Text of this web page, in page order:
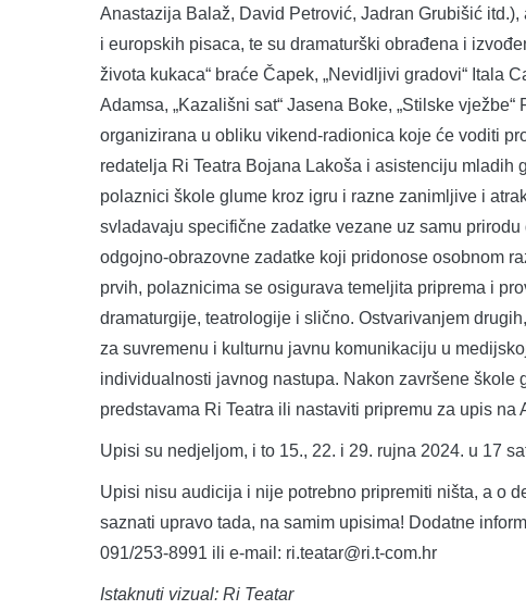
Anastazija Balaž, David Petrović, Jadran Grubišić
i europskih pisaca, te su dramaturški obrađena i
života kukaca“ braće Čapek, „Nevidljivi gradovi“ Itala
Adamsa, „Kazališni sat“ Jasena Boke, „Stilske
organizirana u obliku vikend-radionica koje će voditi
redatelja Ri Teatra Bojana Lakoša i asistenciju
polaznici škole glume kroz igru i razne zanimljive i
svladavaju specifične zadatke vezane uz samu
odgojno-obrazovne zadatke koji pridonose osobnom
prvih, polaznicima se osigurava temeljita priprema i
dramaturgije, teatrologije i slično. Ostvarivanjem
za suvremenu i kulturnu javnu komunikaciju u
individualnosti javnog nastupa. Nakon završene
predstavama Ri Teatra ili nastaviti pripremu za upis na
Upisi su nedjeljom, i to 15., 22. i 29. rujna 2024. u 17
Upisi nisu audicija i nije potrebno pripremiti ništa, a o
saznati upravo tada, na samim upisima! Dodatne
091/253-8991 ili e-mail: ri.teatar@ri.t-com.hr
Istaknuti vizual: Ri Teatar